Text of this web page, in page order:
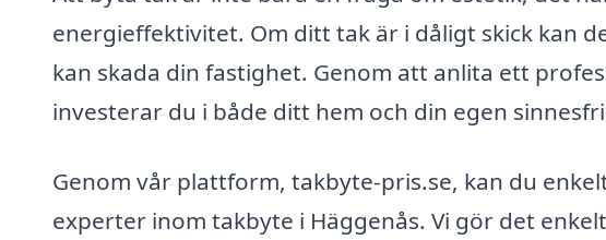
energieffektivitet. Om ditt tak är i dåligt skick kan
kan skada din fastighet. Genom att anlita ett
investerar du i både ditt hem och din egen
Genom vår plattform, takbyte-pris.se, kan du
experter inom takbyte i Häggenås. Vi gör det